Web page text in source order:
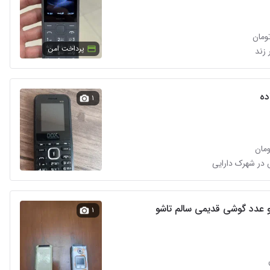
زند پرداخت امن
۱
گوشی قدیمی سالم تاشو ۱